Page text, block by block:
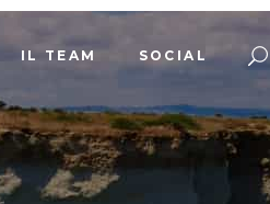
IL TEAM SOCIAL